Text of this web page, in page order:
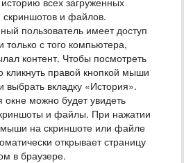
скриншотов и файлов.
пользователь имеет доступ
только с того компьютера,
контент. Чтобы посмотреть
кликнуть правой кнопкой мыши
выбрать вкладку «История».
можно будет увидеть
и файлы. При нажатии
мыши на скриншоте или файле
открывает страницу
в браузере.